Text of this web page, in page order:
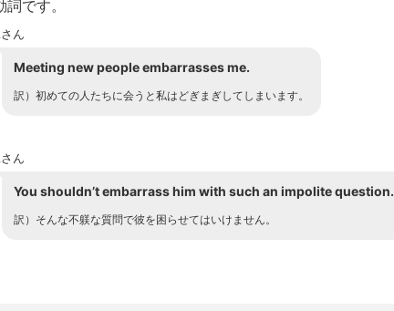
です。
ん
Meeting new people embarrasses me.
訳）初めての人たちに会うと私はどぎまぎしてしまいます。
ん
You shouldn’t embarrass him with such an impolite question.
訳）そんな不躾な質問で彼を困らせてはいけません。